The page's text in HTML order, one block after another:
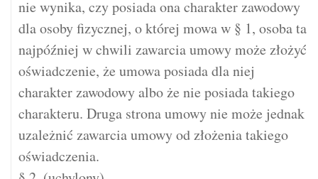
nie wynika, czy posiada ona charakter zawodowy
dla osoby fizycznej, o której mowa w § 1, osoba ta
najpóźniej w chwili zawarcia umowy może złożyć
oświadczenie, że umowa posiada dla niej
charakter zawodowy albo że nie posiada takiego
charakteru. Druga strona umowy nie może jednak
uzależnić zawarcia umowy od złożenia takiego
oświadczenia.